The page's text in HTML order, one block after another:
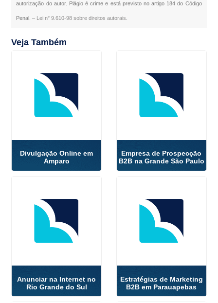
autorização do autor. Plágio é crime e está previsto no artigo 184 do Código
Penal. – Lei n° 9.610-98 sobre direitos autorais
Veja Também
Divulgação Online em
Amparo
Empresa de Prospecção
B2B na Grande São Paulo
Anunciar na Internet no
Rio Grande do Sul
Estratégias de Marketing
B2B em Parauapebas